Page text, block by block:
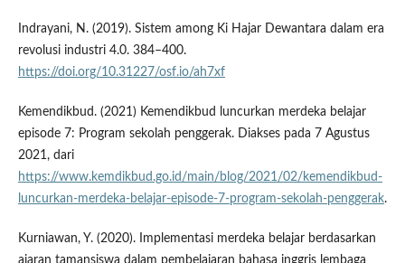
Indrayani, N. (2019). Sistem among Ki Hajar Dewantara dalam era
revolusi industri 4.0. 384–400.
https://doi.org/10.31227/osf.io/ah7xf
Kemendikbud. (2021) Kemendikbud luncurkan merdeka belajar
episode 7: Program sekolah penggerak. Diakses pada 7 Agustus
2021, dari
https://www.kemdikbud.go.id/main/blog/2021/02/kemendikbud-
luncurkan-merdeka-belajar-episode-7-program-sekolah-penggerak.
Kurniawan, Y. (2020). Implementasi merdeka belajar berdasarkan
ajaran tamansiswa dalam pembelajaran bahasa inggris lembaga